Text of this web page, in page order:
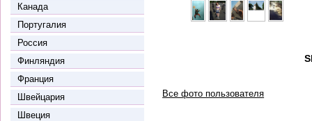
Канада
Португалия
Россия
Финляндия
Франция
Швейцария
Швеция
Все фото пользователя